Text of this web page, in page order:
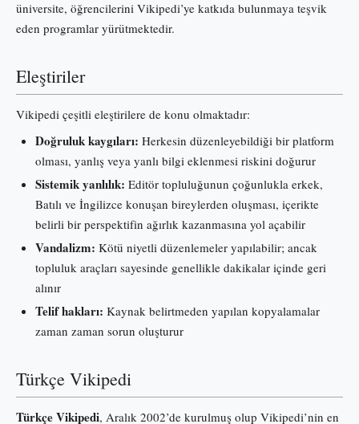
üniversite, öğrencilerini Vikipedi’ye katkıda bulunmaya teşvik
eden programlar yürütmektedir.
Eleştiriler
Vikipedi çeşitli eleştirilere de konu olmaktadır:
Doğruluk kaygıları: Herkesin düzenleyebildiği bir platform
olması, yanlış veya yanlı bilgi eklenmesi riskini doğurur
Sistemik yanlılık: Editör topluluğunun çoğunlukla erkek,
Batılı ve İngilizce konuşan bireylerden oluşması, içerikte
belirli bir perspektifin ağırlık kazanmasına yol açabilir
Vandalizm: Kötü niyetli düzenlemeler yapılabilir; ancak
topluluk araçları sayesinde genellikle dakikalar içinde geri
alınır
Telif hakları: Kaynak belirtmeden yapılan kopyalamalar
zaman zaman sorun oluşturur
Türkçe Vikipedi
Türkçe Vikipedi, Aralık 2002’de kurulmuş olup Vikipedi’nin en